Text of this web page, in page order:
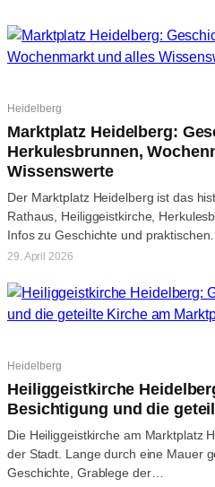
Heidelberg
Marktplatz Heidelberg:
Herkulesbrunnen,
Wissenswerte
Der Marktplatz Heidelberg ist das
Rathaus, Heiliggeistkirche,
Infos zu Geschichte und praktischen…
29. April 2026
Heidelberg
Heiliggeistkirche
Besichtigung und die
Die Heiliggeistkirche am Marktplatz
der Stadt. Lange durch eine Mauer
Geschichte, Grablege der…